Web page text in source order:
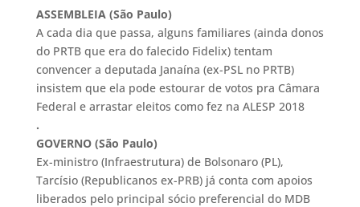
ASSEMBLEIA (São Paulo)
A cada dia que passa, alguns familiares (ainda donos
do PRTB que era do falecido Fidelix) tentam
convencer a deputada Janaína (ex-PSL no PRTB)
insistem que ela pode estourar de votos pra Câmara
Federal e arrastar eleitos como fez na ALESP 2018
.
GOVERNO (São Paulo)
Ex-ministro (Infraestrutura) de Bolsonaro (PL),
Tarcísio (Republicanos ex-PRB) já conta com apoios
liberados pelo principal sócio preferencial do MDB